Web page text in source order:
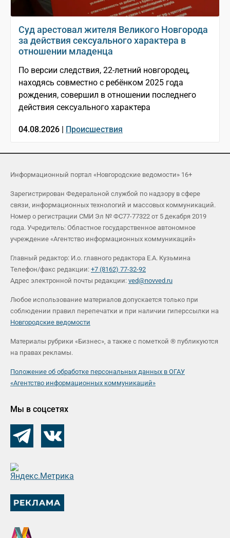
Суд арестовал жителя Великого Новгорода
за действия сексуального характера в
отношении младенца
По версии следствия, 22-летний новгородец,
находясь совместно с ребёнком 2025 года
рождения, совершил в отношении последнего
действия сексуального характера
04.08.2026 | Происшествия
Информационный портал «Новгородские ведомости» 16+
Зарегистрирован Федеральной службой по надзору в сфере
связи, информационных технологий и массовых коммуникаций.
Номер о регистрации СМИ Эл № ФС77-77322 от 5 декабря 2019
года. Учредитель: Областное государственное автономное
учреждение «Агентство информационных коммуникаций»
Главный редактор: И.о. главного редактора Е.А. Кузьмина
Телефон/факс редакции: +7 (8162) 77-32-92
Адрес электронной почты редакции: ved@novved.ru
Любое использование материалов допускается только при
соблюдении правил перепечатки и при наличии гиперссылки на
Новгородские ведомости
Материалы рубрики «Бизнес», а также с пометкой ® публикуются
на правах рекламы.
Положение об обработке персональных данных в ОГАУ
«Агентство информационных коммуникаций»
Мы в соцсетях